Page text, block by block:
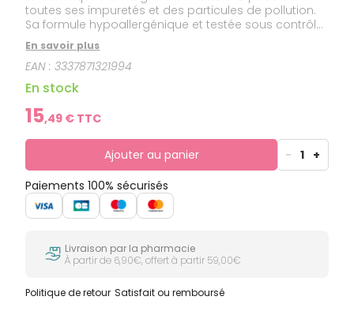
toutes ses impuretés et des particules de pollution.
Sa formule hypoallergénique et testée sous contrôle
dermatologique permet un démaquillage tout en
douceur adapté aux peaux et aux yeux les plus
sensibles. Peaux et yeux sensibles, y compris les
porteurs de lentilles. Hypoallergénique. Testé sous
contrôle dermatologique. Avec de l'Eau Thermale de
Vichy.
En savoir plus
EAN :3337871321994
En stock
15,49 € TTC
Ajouter au panier - 1 +
Paiements 100% sécurisés
Livraison par la pharmacie
À partir de 6,90€, offert à partir 59,00€
Politique de retour Satisfait ou remboursé